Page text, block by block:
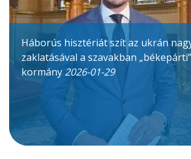
Háborús hisztériát szít az ukrán
zaklatásával a szavakban
kormány2026-01-29